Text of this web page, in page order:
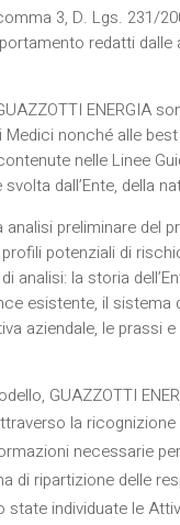
3, D. Lgs. 231/
redatti
ENERGIA
nonché alle
nelle Linee
dall’Ente, della
analisi preliminare
potenziali di
la storia
esistente, il
aziendale, le prassi
GUAZZOTTI
la
necessarie
di ripartizione delle
state individuate le